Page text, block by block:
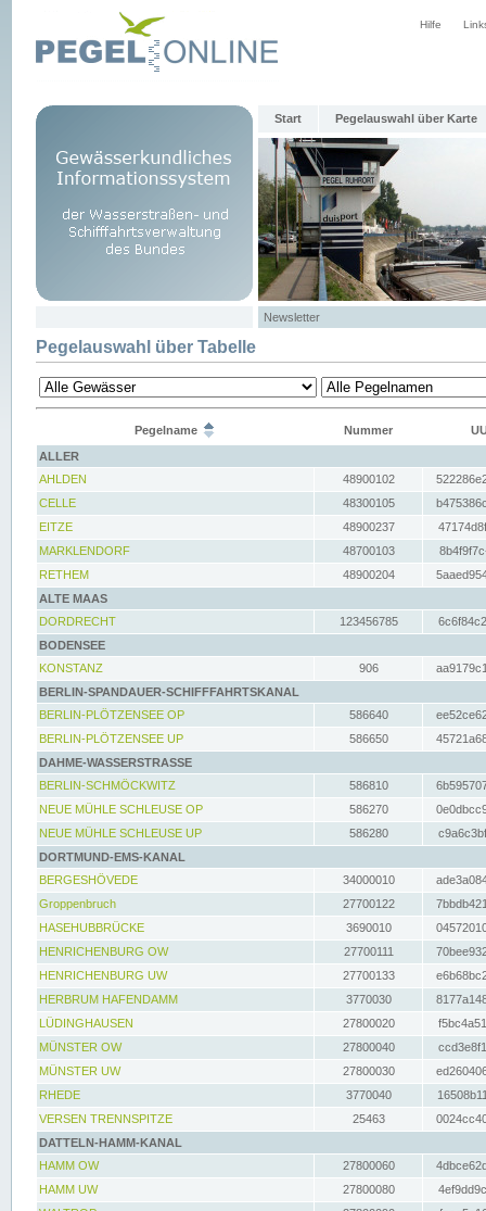
Hilfe
Start Pegelauswahl über Karte
Newsletter
Pegelauswahl über Tabelle
Pegelname Nummer
ALLER
AHLDEN
48900102
CELLE
48300105
EITZE
48900237
MARKLENDORF
48700103
RETHEM
48900204
ALTE MAAS
DORDRECHT
123456785
BODENSEE
KONSTANZ
906
BERLIN-SPANDAUER-SCHIFFFAHRTSKANAL
BERLIN-PLÖTZENSEE OP
586640
BERLIN-PLÖTZENSEE UP
586650
DAHME-WASSERSTRASSE
BERLIN-SCHMÖCKWITZ
586810
NEUE MÜHLE SCHLEUSE OP
586270
NEUE MÜHLE SCHLEUSE UP
586280
DORTMUND-EMS-KANAL
BERGESHÖVEDE
34000010
Groppenbruch
27700122
HASEHUBBRÜCKE
3690010
HENRICHENBURG OW
27700111
HENRICHENBURG UW
27700133
HERBRUM HAFENDAMM
3770030
LÜDINGHAUSEN
27800020
MÜNSTER OW
27800040
MÜNSTER UW
27800030
RHEDE
3770040
VERSEN TRENNSPITZE
25463
DATTELN-HAMM-KANAL
HAMM OW
27800060
HAMM UW
27800080